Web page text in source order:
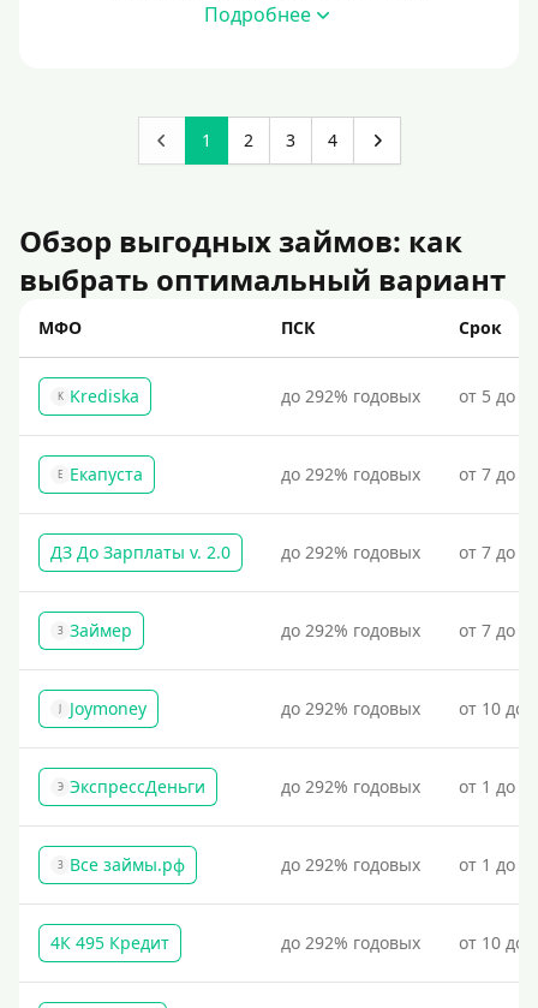
Подробнее
1 2 3 4
Обзор выгодных займов: как
выбрать оптимальный вариант
МФО ПСК Срок
K Krediska до 292% годовых от 5 до
Е Екапуста до 292% годовых от 7 до
ДЗ До Зарплаты v. 2.0 до 292% годовых от 7 до
З Займер до 292% годовых от 7 до
J Joymoney до 292% годовых от 10 до
Э ЭкспрессДеньги до 292% годовых от 1 до
З Все займы.рф до 292% годовых от 1 до
4К 495 Кредит до 292% годовых от 10 до